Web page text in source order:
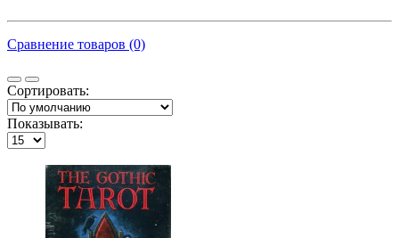
Сравнение товаров (0)
Сортировать:
Показывать: